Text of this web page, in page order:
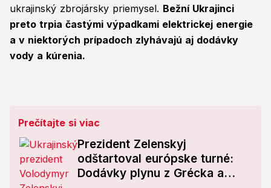
ukrajinský zbrojársky priemysel. Bežní Ukrajinci
preto trpia častými výpadkami elektrickej energie
a v niektorých prípadoch zlyhávajú aj dodávky
vody a kúrenia.
Prečítajte si viac
Prezident Zelenskyj
odštartoval európske turné:
Dodávky plynu z Grécka a